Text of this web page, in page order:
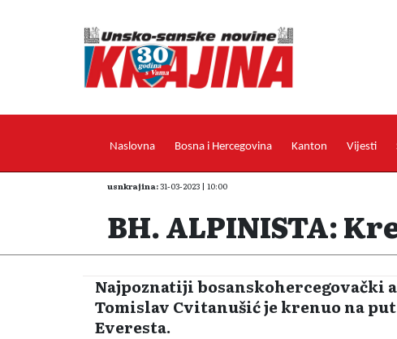
Naslovna Bosna i Hercegovina Kanton Vijesti
usnkrajina:31-03-2023 | 10:00
BH. ALPINISTA:
Najpoznatiji bosanskohercegovački
Tomislav Cvitanušić je krenuo na
Everesta.